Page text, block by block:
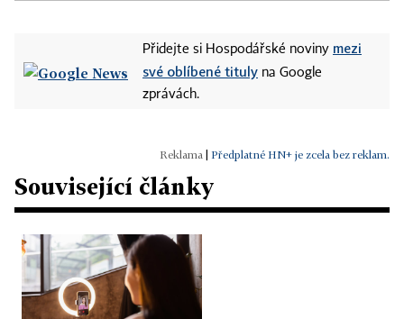
Přidejte si Hospodářské noviny mezi
své oblíbené tituly na Google
zprávách.
Předplatné HN+ je zcela bez reklam.
Související články